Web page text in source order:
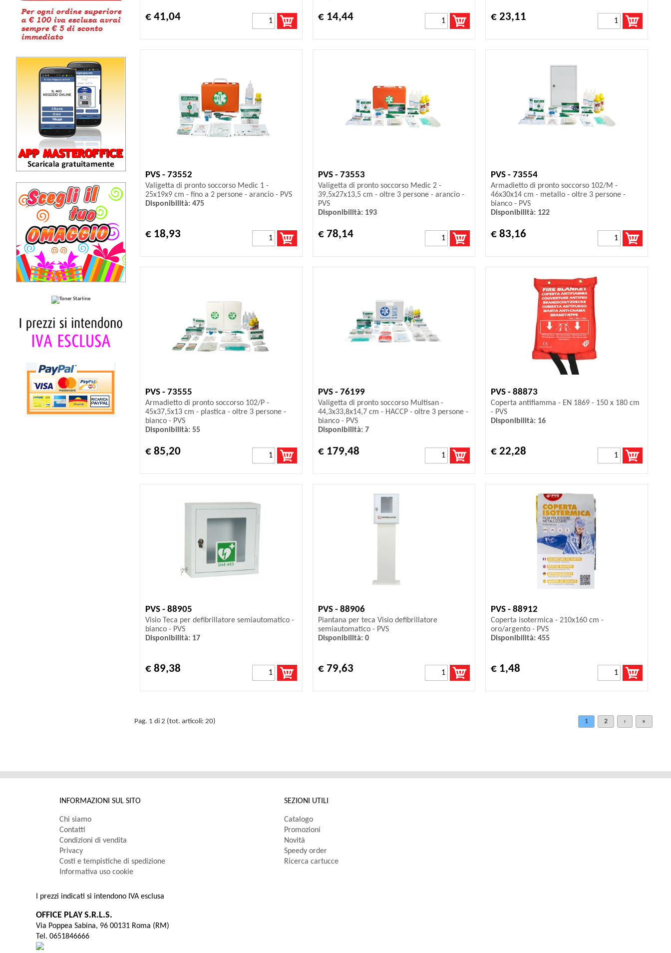
€ 41,04 € 14,44 € 23,11
PVS - 73552
Valigetta di pronto soccorso Medic 1 -
25x19x9 cm - fino a 2 persone - arancio - PVS
Disponibilità: 475
€ 18,93
PVS - 73553
Valigetta di pronto soccorso Medic 2 -
39,5x27x13,5 cm - oltre 3 persone - arancio -
PVS
Disponibilità: 193
€ 78,14
PVS - 73554
Armadietto di pronto soccorso 102/M -
46x30x14 cm - metallo - oltre 3 persone -
bianco - PVS
Disponibilità: 122
€ 83,16
PVS - 73555
Armadietto di pronto soccorso 102/P -
45x37,5x13 cm - plastica - oltre 3 persone -
bianco - PVS
Disponibilità: 55
€ 85,20
PVS - 76199
Valigetta di pronto soccorso Multisan -
44,3x33,8x14,7 cm - HACCP - oltre 3 persone -
bianco - PVS
Disponibilità: 7
€ 179,48
PVS - 88873
Coperta antifiamma - EN 1869 - 150 x 180 cm
- PVS
Disponibilità: 16
€ 22,28
PVS - 88905
Visio Teca per defibrillatore semiautomatico -
bianco - PVS
Disponibilità: 17
€ 89,38
PVS - 88906
Piantana per teca Visio defibrillatore
semiautomatico - PVS
Disponibilità: 0
€ 79,63
PVS - 88912
Coperta isotermica - 210x160 cm -
oro/argento - PVS
Disponibilità: 455
€ 1,48
Pag. 1 di 2 (tot. articoli: 20) 1 2 › »
INFORMAZIONI SUL SITO
Chi siamo
Contatti
Condizioni di vendita
Privacy
Costi e tempistiche di spedizione
Informativa uso cookie
SEZIONI UTILI
Catalogo
Promozioni
Novità
Speedy order
Ricerca cartucce
I prezzi indicati si intendono IVA esclusa
OFFICE PLAY S.R.L.S.
Via Poppea Sabina, 96 00131 Roma (RM)
Tel. 0651846666